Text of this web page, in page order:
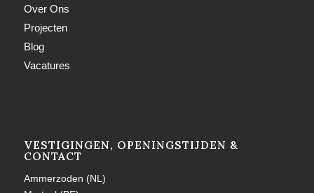
Over Ons
Projecten
Blog
Vacatures
VESTIGINGEN, OPENINGSTIJDEN &
CONTACT
Ammerzoden (NL)